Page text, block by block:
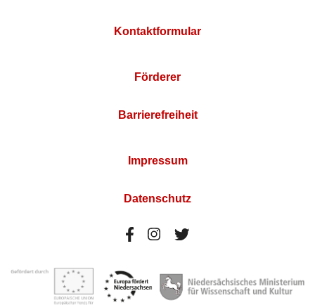
Kontaktformular
Förderer
Barrierefreiheit
Impressum
Datenschutz